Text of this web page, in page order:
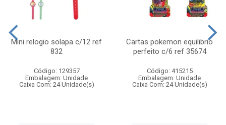
Mini relogio solapa c/12 ref
832
Código: 129357
Embalagem: Unidade
Caixa Com: 24 Unidade(s)
Cartas pokemon equilibrio
perfeito c/6 ref 35674
Código: 415215
Embalagem: Unidade
Caixa Com: 24 Unidade(s)